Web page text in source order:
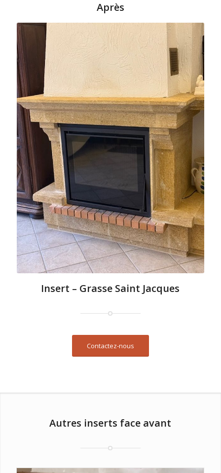
Après
Insert – Grasse Saint Jacques
Contactez-nous
Autres inserts face avant